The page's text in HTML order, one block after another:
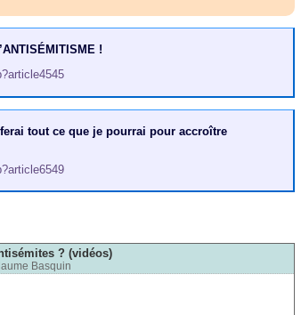
!
tout ce que je pourrai pour accroître
? (vidéos)
Basquin